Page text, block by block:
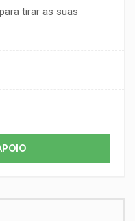
tirar as suas